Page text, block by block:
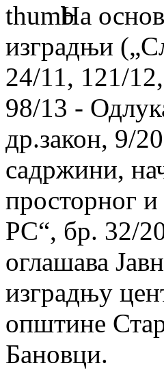
На
изградњи
24/11, 121/
98/13 -
др.закон, 9/
садржини,
просторног
РС“, бр. 32/
оглашава
изградњу
општине
Бановци.